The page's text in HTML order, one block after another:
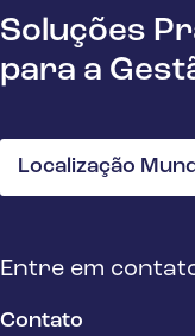
Soluções
para a
Localização
Entre em
Contato